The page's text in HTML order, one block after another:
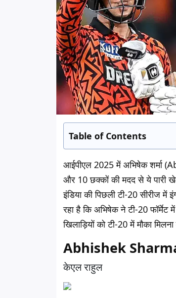
Table of Contents
आईपीएल 2025 में अभिषेक शर्मा
और 10 छक्कों की मदद से ये पारी
इंडिया की पिछली टी-20 सीरीज
रहा है कि अभिषेक ने टी-20
खिलाड़ियों को टी-20 में मौका
Abhishek Sharma
केएल राहुल